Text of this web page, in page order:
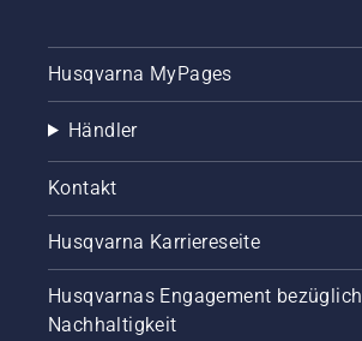
Husqvarna MyPages
Händler
Kontakt
Husqvarna Karriereseite
Husqvarnas Engagement bezüglich
Nachhaltigkeit